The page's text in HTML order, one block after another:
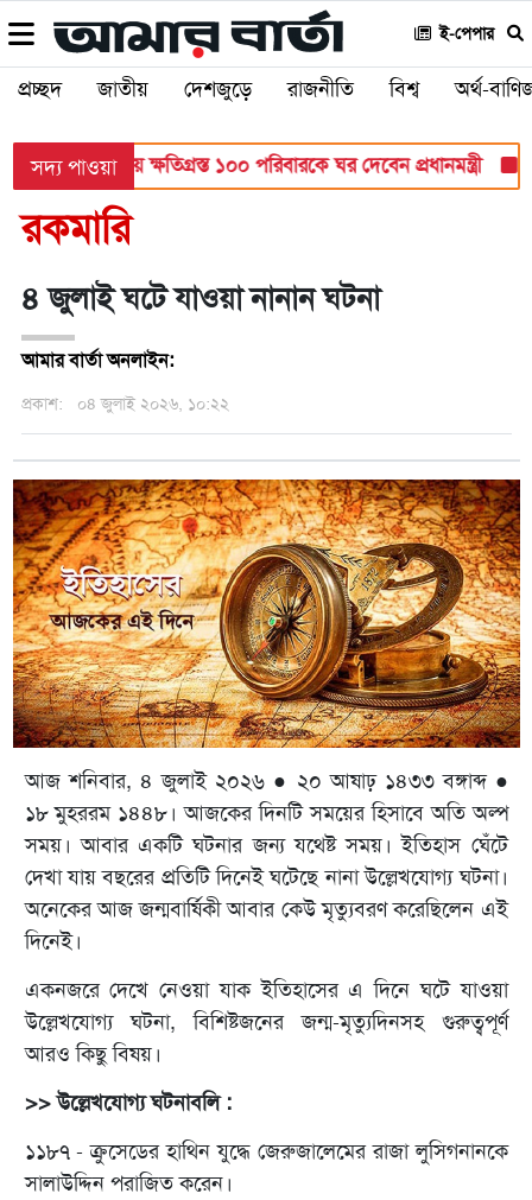
ই-পেপার
প্রচ্ছদ জাতীয় দেশজুড়ে রাজনীতি বিশ্ব অর্থ-
সদ্য পাওয়া
বন্যায় ক্ষতিগ্রস্ত ১০০ পরিবারকে ঘর দেবেন প্রধানমন্ত্রী
রকমারি
৪ জুলাই ঘটে যাওয়া নানান ঘটনা
আমার বার্তা অনলাইন:
প্রকাশ: ০৪ জুলাই ২০২৬, ১০:২২
আজ শনিবার, ৪ জুলাই ২০২৬ ● ২০ আষাঢ় ১৪৩৩ বঙ্গাব্দ ●
১৮ মুহররম ১৪৪৮। আজকের দিনটি সময়ের হিসাবে অতি অল্প
সময়। আবার একটি ঘটনার জন্য যথেষ্ট সময়। ইতিহাস ঘেঁটে
দেখা যায় বছরের প্রতিটি দিনেই ঘটেছে নানা উল্লেখযোগ্য ঘটনা।
অনেকের আজ জন্মবার্ষিকী আবার কেউ মৃত্যুবরণ করেছিলেন এই
দিনেই।
একনজরে দেখে নেওয়া যাক ইতিহাসের এ দিনে ঘটে যাওয়া
উল্লেখযোগ্য ঘটনা, বিশিষ্টজনের জন্ম-মৃত্যুদিনসহ গুরুত্বপূর্ণ
আরও কিছু বিষয়।
>> উল্লেখযোগ্য ঘটনাবলি :
১১৮৭ - ক্রুসেডের হাথিন যুদ্ধে জেরুজালেমের রাজা লুসিগনানকে
সালাউদ্দিন পরাজিত করেন।